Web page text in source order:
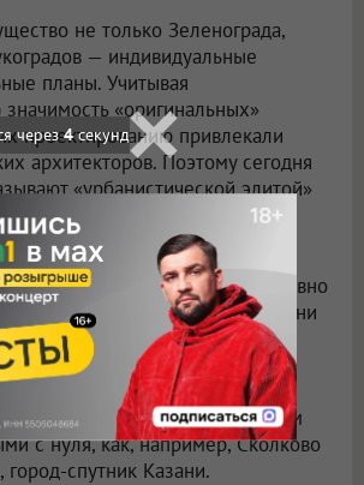
не только Зеленограда,
— индивидуальные
планы. Учитывая
значимость «оригинальных»
проектированию привлекали
архитекторов. Поэтому сегодня
«урбанистической элитой»
роста».
1990-х структурно
работы» наукоградов: из условно
живущих за счет госзаказа, они
современные технологичные
инкубаторы» с высоким
тесно связаны
— техноградами, в том
с нуля, как, например, Сколково
спутник Казани.
через3секунд